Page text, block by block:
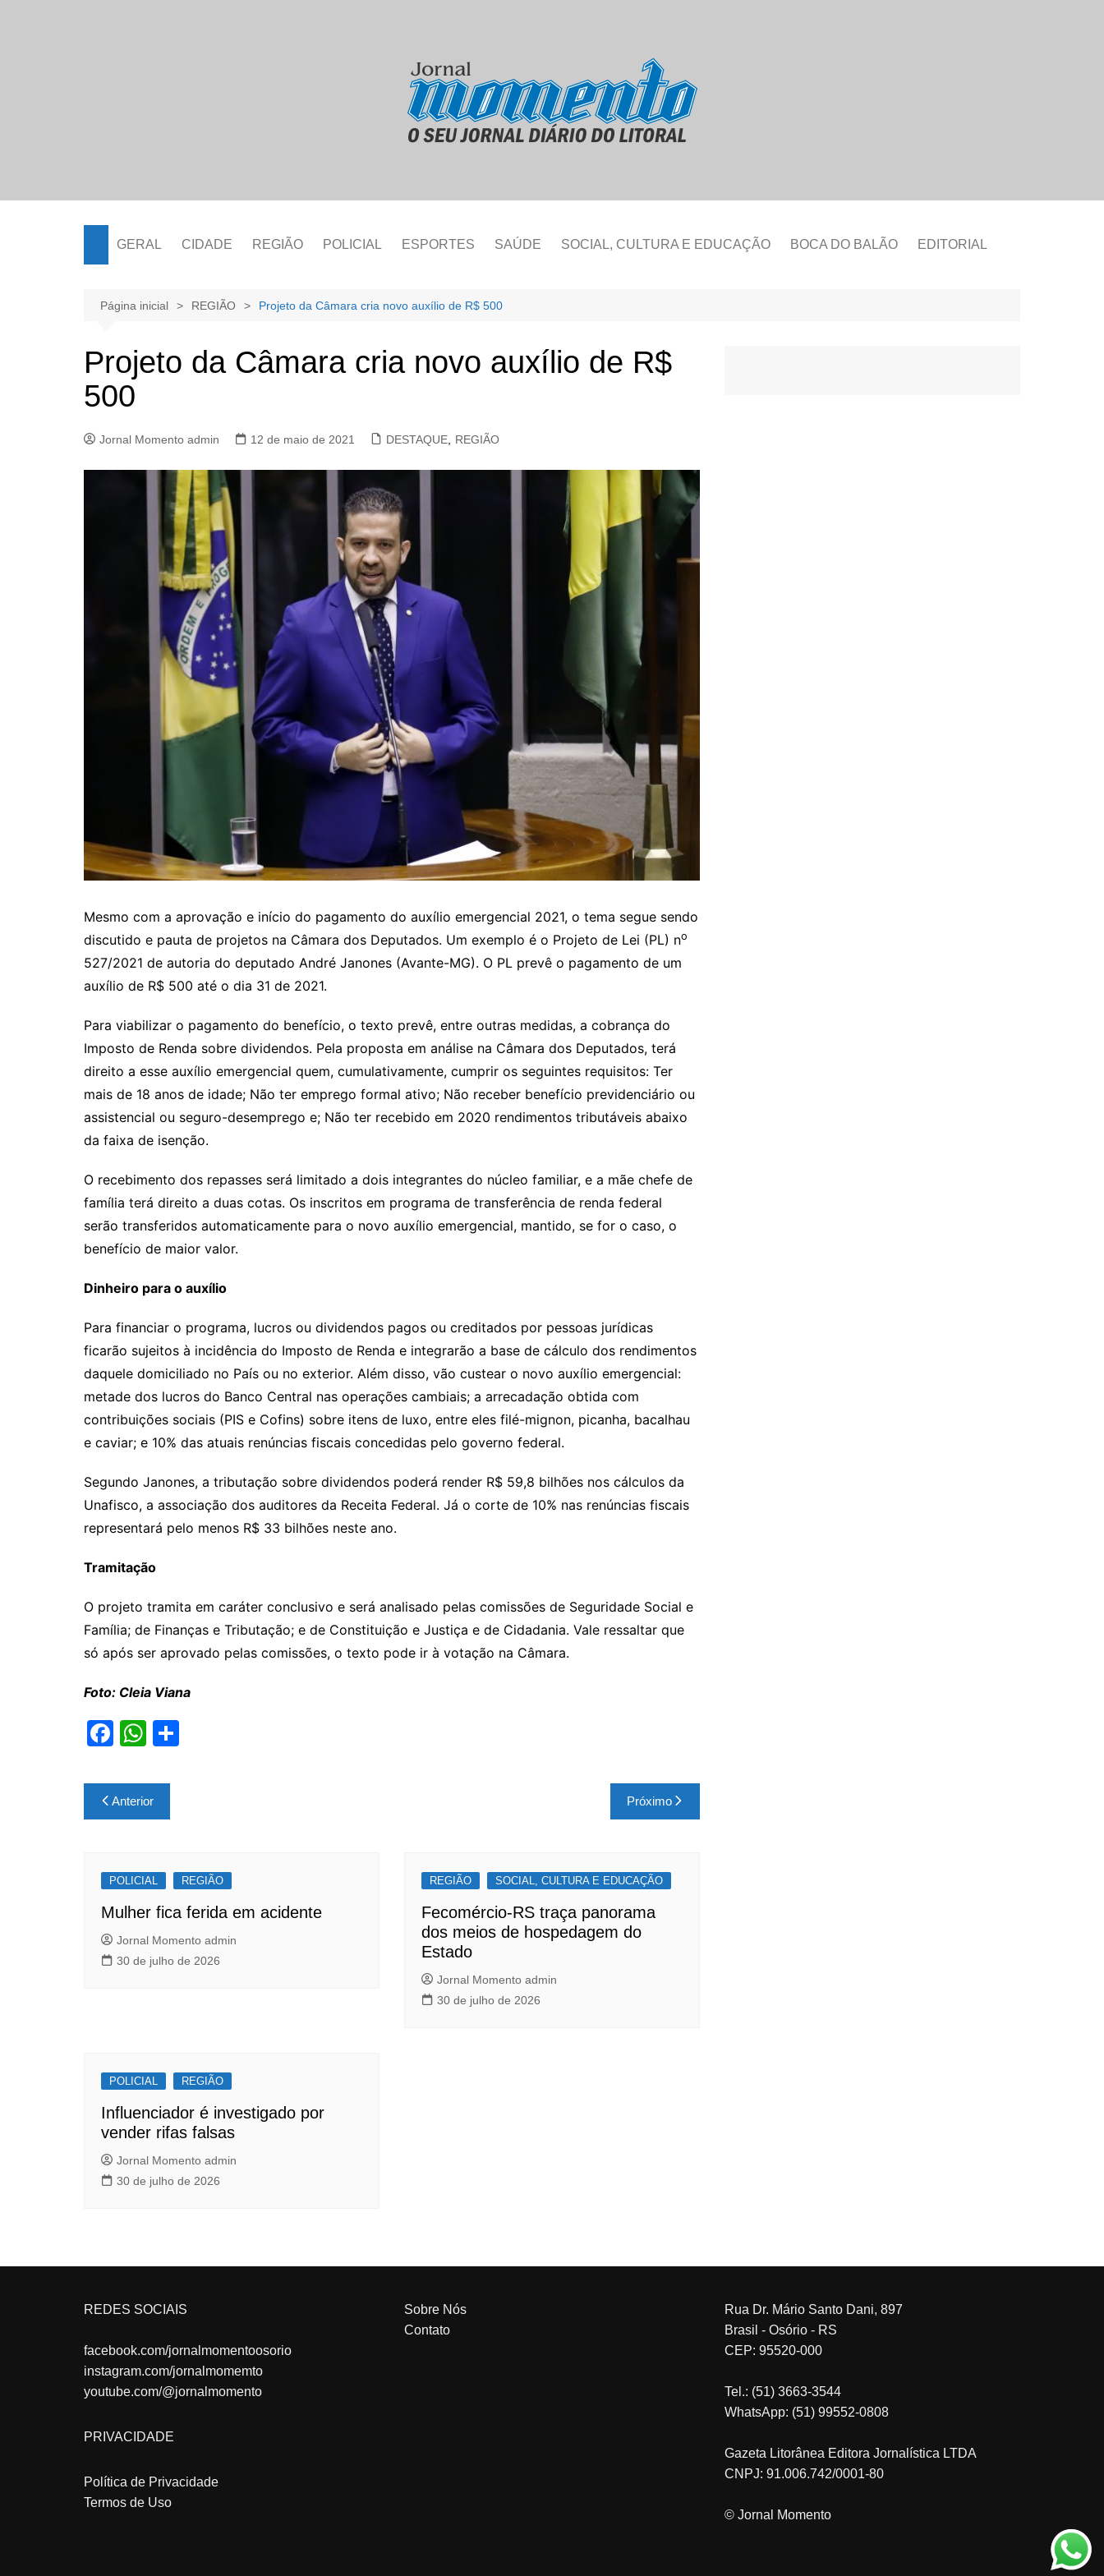
GERAL CIDADE REGIÃO POLICIAL ESPORTES SAÚDE SOCIAL, CULTURA E EDUCAÇÃO BOCA DO BALÃO EDITORIAL
Página inicial REGIÃO Projeto da Câmara cria novo auxílio de R$ 500
Projeto da Câmara cria novo auxílio de R$
500
Jornal Momento admin 12 de maio de 2021 DESTAQUE REGIÃO
Mesmo com a aprovação e início do pagamento do auxílio emergencial 2021, o tema segue sendo
discutido e pauta de projetos na Câmara dos Deputados. Um exemplo é o Projeto de Lei (PL) no
527/2021 de autoria do deputado André Janones (Avante-MG). O PL prevê o pagamento de um
auxílio de R$ 500 até o dia 31 de 2021.
Para viabilizar o pagamento do benefício, o texto prevê, entre outras medidas, a cobrança do
Imposto de Renda sobre dividendos. Pela proposta em análise na Câmara dos Deputados, terá
direito a esse auxílio emergencial quem, cumulativamente, cumprir os seguintes requisitos: Ter
mais de 18 anos de idade; Não ter emprego formal ativo; Não receber benefício previdenciário ou
assistencial ou seguro-desemprego e; Não ter recebido em 2020 rendimentos tributáveis abaixo
da faixa de isenção.
O recebimento dos repasses será limitado a dois integrantes do núcleo familiar, e a mãe chefe de
família terá direito a duas cotas. Os inscritos em programa de transferência de renda federal
serão transferidos automaticamente para o novo auxílio emergencial, mantido, se for o caso, o
benefício de maior valor.
Dinheiro para o auxílio
Para financiar o programa, lucros ou dividendos pagos ou creditados por pessoas jurídicas
ficarão sujeitos à incidência do Imposto de Renda e integrarão a base de cálculo dos rendimentos
daquele domiciliado no País ou no exterior. Além disso, vão custear o novo auxílio emergencial:
metade dos lucros do Banco Central nas operações cambiais; a arrecadação obtida com
contribuições sociais (PIS e Cofins) sobre itens de luxo, entre eles filé-mignon, picanha, bacalhau
e caviar; e 10% das atuais renúncias fiscais concedidas pelo governo federal.
Segundo Janones, a tributação sobre dividendos poderá render R$ 59,8 bilhões nos cálculos da
Unafisco, a associação dos auditores da Receita Federal. Já o corte de 10% nas renúncias fiscais
representará pelo menos R$ 33 bilhões neste ano.
Tramitação
O projeto tramita em caráter conclusivo e será analisado pelas comissões de Seguridade Social e
Família; de Finanças e Tributação; e de Constituição e Justiça e de Cidadania. Vale ressaltar que
só após ser aprovado pelas comissões, o texto pode ir à votação na Câmara.
Foto: Cleia Viana
F
c
e
o
o
k
W
at
s
p
p
Navegação
de
Anterior Próximo
POLICIAL REGIÃO
Mulher fica ferida em acidente
Jornal Momento admin
30 de julho de 2026
REGIÃO SOCIAL, CULTURA E EDUCAÇÃO
Fecomércio-RS traça panorama
dos meios de hospedagem do
Estado
Jornal Momento admin
30 de julho de 2026
POLICIAL REGIÃO
Influenciador é investigado por
vender rifas falsas
Jornal Momento admin
30 de julho de 2026
REDES SOCIAIS
facebook.com/jornalmomentoosorio
instagram.com/jornalmomemto
youtube.com/@jornalmomento
PRIVACIDADE
Política de Privacidade
Termos de Uso
Sobre Nós
Contato
Rua Dr. Mário Santo Dani, 897
Brasil - Osório - RS
CEP: 95520-000
Tel.: (51) 3663-3544
WhatsApp: (51) 99552-0808
Gazeta Litorânea Editora Jornalística LTDA
CNPJ: 91.006.742/0001-80
© Jornal Momento